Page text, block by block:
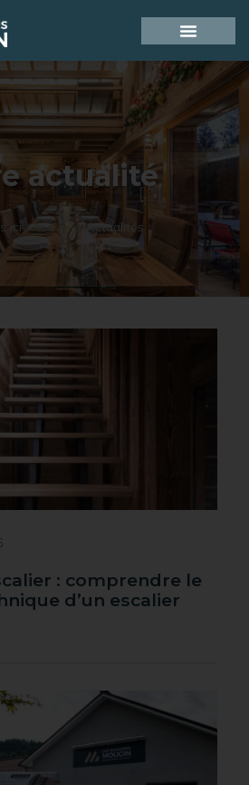
actualité
ici :Accueil»Actualités
: comprendre le
d’un escalier